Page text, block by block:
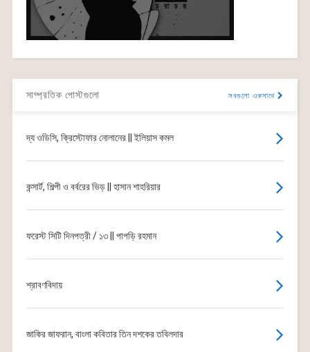
সাম্প্রতিক পোস্টগুলো সবগুলো একসাথে
দ্য ওডিসি, ক্রিস্টোফার নোলানের || ইলিয়াস কমল
কন্সার্ট, শিল্পী ও বর্বরের ভিড় || হাসান শাহরিয়ার
ফরেস্ট সিটি দিনপত্রী / ১৩ || পাপড়ি রহমান
শ্রাবণবিদায়
জাকির জাফরান, বাংলা কবিতার তিন দশকের তবিলদার